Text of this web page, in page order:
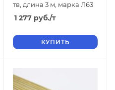
тв, длина 3 м, марка Л63
1 277 руб./т
КУПИТЬ